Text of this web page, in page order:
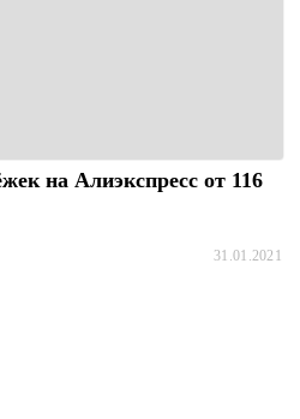
на Алиэкспресс от 116
31.01.2021